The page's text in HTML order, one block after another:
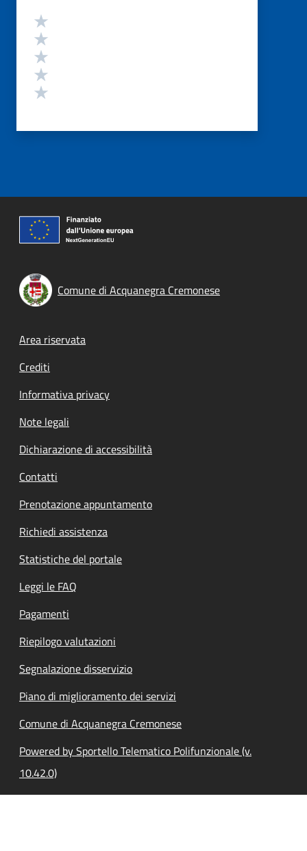
Valutazione
Comune di Acquanegra Cremonese
Footer menu
Area riservata
Crediti
Informativa privacy
Note legali
Dichiarazione di accessibilità
Contatti
Prenotazione appuntamento
Richiedi assistenza
Statistiche del portale
Leggi le FAQ
Pagamenti
Riepilogo valutazioni
Segnalazione disservizio
Piano di miglioramento dei servizi
Comune di Acquanegra Cremonese
Powered by Sportello Telematico Polifunzionale (v.
10.42.0)